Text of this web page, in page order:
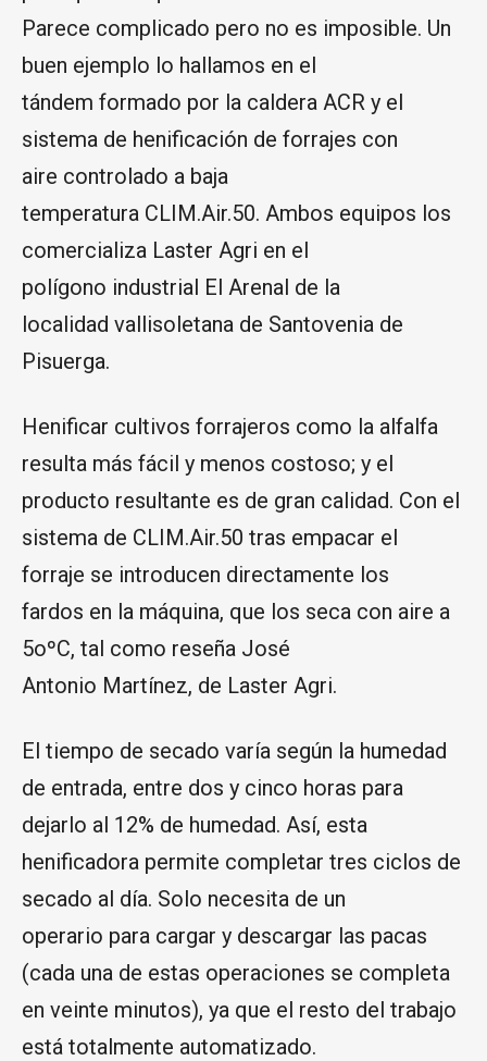
Parece complicado pero no es imposible. Un
buen ejemplo lo hallamos en el
tándem formado por la caldera ACR y el
sistema de henificación de forrajes con
aire controlado a baja
temperatura CLIM.Air.50. Ambos equipos los
comercializa Laster Agri en el
polígono industrial El Arenal de la
localidad vallisoletana de Santovenia de
Pisuerga.
Henificar cultivos forrajeros como la alfalfa
resulta más fácil y menos costoso; y el
producto resultante es de gran calidad. Con el
sistema de CLIM.Air.50 tras empacar el
forraje se introducen directamente los
fardos en la máquina, que los seca con aire a
5oºC, tal como reseña José
Antonio Martínez, de Laster Agri.
El tiempo de secado varía según la humedad
de entrada, entre dos y cinco horas para
dejarlo al 12% de humedad. Así, esta
henificadora permite completar tres ciclos de
secado al día. Solo necesita de un
operario para cargar y descargar las pacas
(cada una de estas operaciones se completa
en veinte minutos), ya que el resto del trabajo
está totalmente automatizado.